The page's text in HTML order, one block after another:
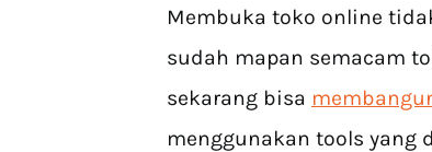
Membuka toko online
sudah mapan semacam
sekarang bisa
menggunakan tools yang